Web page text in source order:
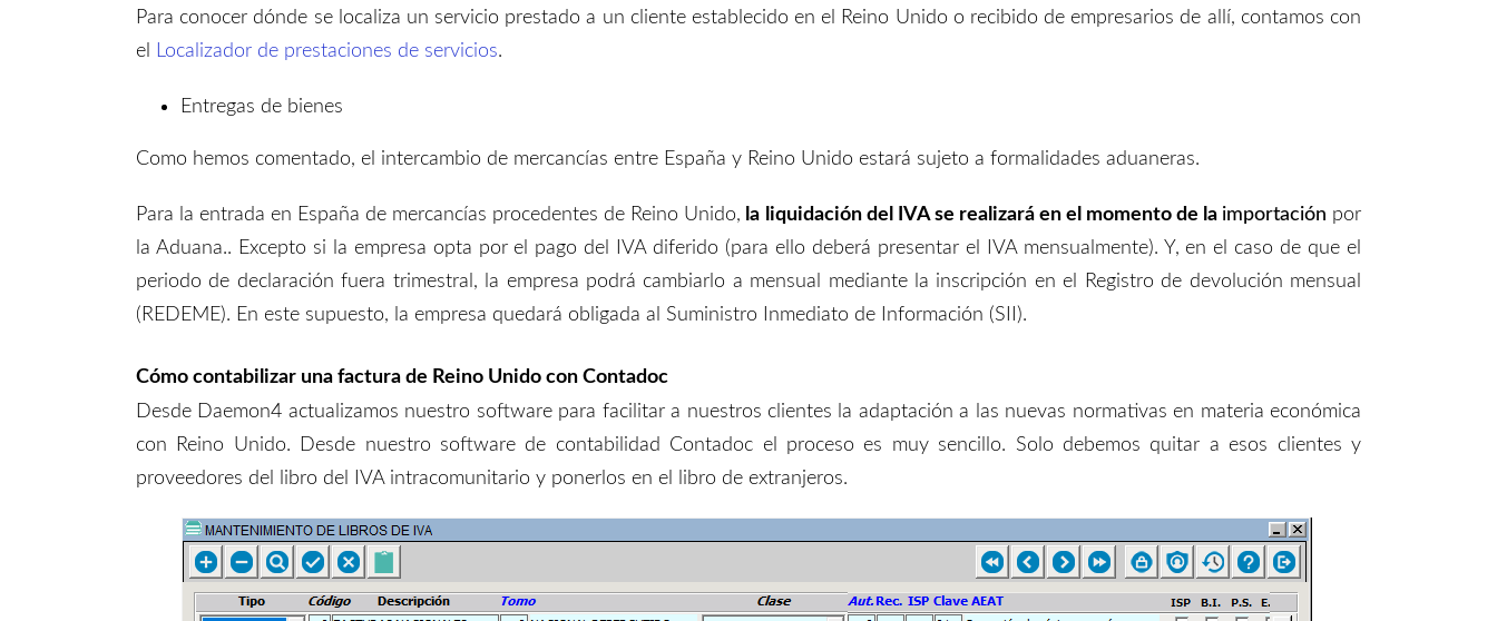
Para conocer dónde se localiza un servicio prestado a un cliente establecido en el Reino Unido o recibido de empresarios de allí, contamos con
el
Localizador de prestaciones de servicios.
Entregas de bienes
Como hemos comentado, el intercambio de mercancías entre España y Reino Unido estará sujeto a formalidades aduaneras.
Para la entrada en España de mercancías procedentes de Reino Unido, la liquidación del IVA se realizaráen el momento de la importación por
la Aduana.. Excepto si la empresa opta por el pago del IVA diferido (para ello deberá presentar el IVA mensualmente). Y, en el caso de que el
periodo de declaración fuera trimestral,
la empresa podrá cambiar lo a mensual mediante la inscripción en el Registro de devolución mensual
(REDEME). En este supuesto, la empresa quedará obligada al Suministro Inmediato de Información (SII).
Cómo contabilizar una factura de Reino Unido con Contadoc
Desde Daemon4 actualizamos nuestro software para facilitar a nuestros clientes la adaptación a las nuevas normativas en materia económica
con Reino Unido. Desde nuestro software de contabilidad Contadoc el proceso es muy sencillo. Solo debemos quitar a esos clientes y
proveedores del libro del IVA intracomunitario y ponerlos en el libro de extranjeros.